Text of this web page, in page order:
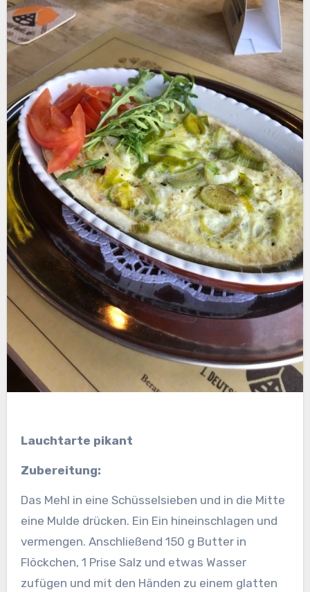
Lauchtarte pikant
Zubereitung:
Das Mehl in eine Schüsselsieben und in die Mitte
eine Mulde drücken. Ein Ein hineinschlagen und
vermengen. Anschließend 150 g Butter in
Flöckchen, 1 Prise Salz und etwas Wasser
zufügen und mit den Händen zu einem glatten